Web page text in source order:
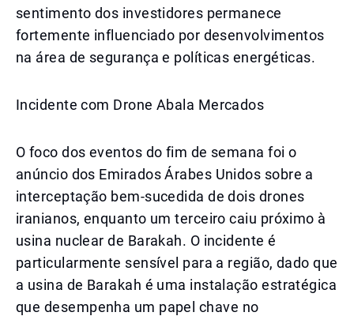
sentimento dos investidores permanece
fortemente influenciado por desenvolvimentos
na área de segurança e políticas energéticas.
Incidente com Drone Abala Mercados
O foco dos eventos do fim de semana foi o
anúncio dos Emirados Árabes Unidos sobre a
interceptação bem-sucedida de dois drones
iranianos, enquanto um terceiro caiu próximo à
usina nuclear de Barakah. O incidente é
particularmente sensível para a região, dado que
a usina de Barakah é uma instalação estratégica
que desempenha um papel chave no